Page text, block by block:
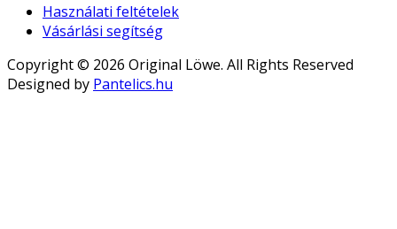
Használati feltételek
Vásárlási segítség
Copyright © 2026 Original Löwe. All Rights Reserved
Designed by Pantelics.hu